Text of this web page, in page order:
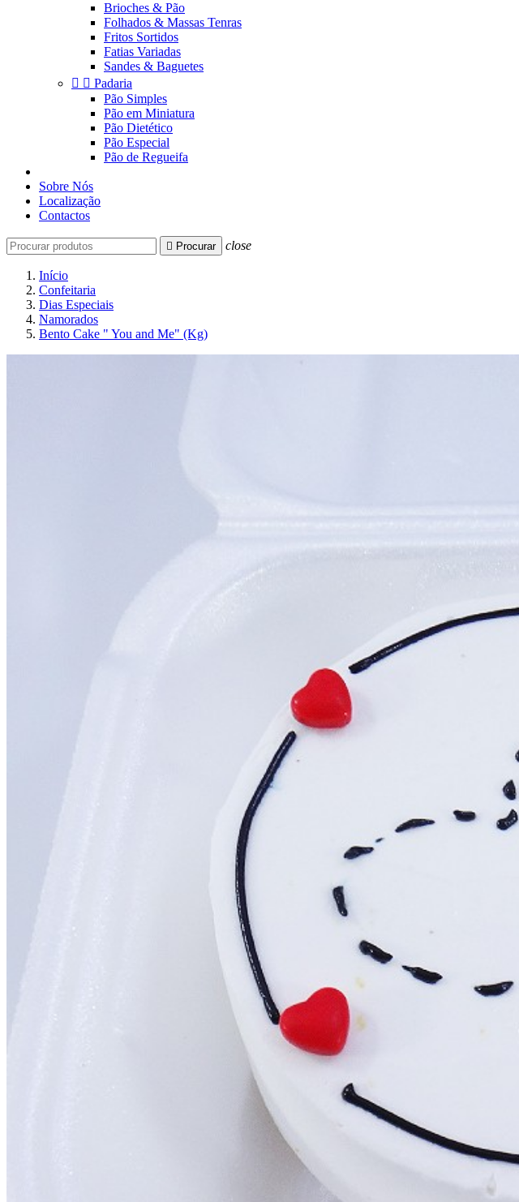
Brioches & Pão
Folhados & Massas Tenras
Fritos Sortidos
Fatias Variadas
Sandes & Baguetes
  Padaria
Pão Simples
Pão em Miniatura
Pão Dietético
Pão Especial
Pão de Regueifa
Sobre Nós
Localização
Contactos
 Procurar close
Início
Confeitaria
Dias Especiais
Namorados
Bento Cake " You and Me" (Kg)